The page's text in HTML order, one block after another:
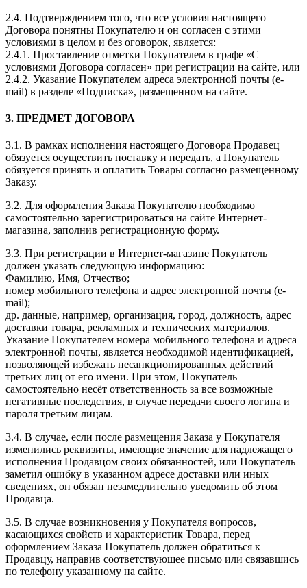
2.4. Подтверждением того, что все условия настоящего
Договора понятны Покупателю и он согласен с этими
условиями в целом и без оговорок, является:
2.4.1. Проставление отметки Покупателем в графе «С
условиями Договора согласен» при регистрации на сайте, или
2.4.2. Указание Покупателем адреса электронной почты (e-
mail) в разделе «Подписка», размещенном на сайте.
3. ПРЕДМЕТ ДОГОВОРА
3.1. В рамках исполнения настоящего Договора Продавец
обязуется осуществить поставку и передать, а Покупатель
обязуется принять и оплатить Товары согласно размещенному
Заказу.
3.2. Для оформления Заказа Покупателю необходимо
самостоятельно зарегистрироваться на сайте Интернет-
магазина, заполнив регистрационную форму.
3.3. При регистрации в Интернет-магазине Покупатель
должен указать следующую информацию:
Фамилию, Имя, Отчество;
номер мобильного телефона и адрес электронной почты (e-
mail);
др. данные, например, организация, город, должность, адрес
доставки товара, рекламных и технических материалов.
Указание Покупателем номера мобильного телефона и адреса
электронной почты, является необходимой идентификацией,
позволяющей избежать несанкционированных действий
третьих лиц от его имени. При этом, Покупатель
самостоятельно несёт ответственность за все возможные
негативные последствия, в случае передачи своего логина и
пароля третьим лицам.
3.4. В случае, если после размещения Заказа у Покупателя
изменились реквизиты, имеющие значение для надлежащего
исполнения Продавцом своих обязанностей, или Покупатель
заметил ошибку в указанном адресе доставки или иных
сведениях, он обязан незамедлительно уведомить об этом
Продавца.
3.5. В случае возникновения у Покупателя вопросов,
касающихся свойств и характеристик Товара, перед
оформлением Заказа Покупатель должен обратиться к
Продавцу, направив соответствующее письмо или связавшись
по телефону указанному на сайте.